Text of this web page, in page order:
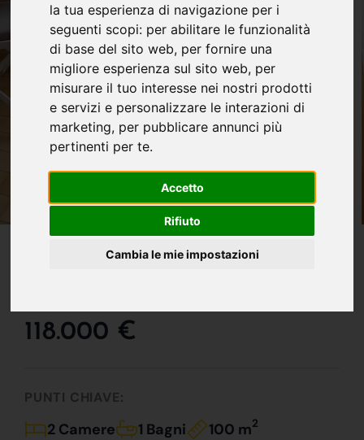
la tua esperienza di navigazione per i
seguenti scopi: per abilitare le funzionalità
di base del sito web, per fornire una
migliore esperienza sul sito web, per
misurare il tuo interesse nei nostri prodotti
e servizi e personalizzare le interazioni di
marketing, per pubblicare annunci più
pertinenti per te.
Accetto
Rifiuto
Cambia le mie impostazioni
IN VENDITA
Appartamento In Vendita
118.000 €
PUNTI CHIAVE:
2 Camere 1 Bagni 100 m2